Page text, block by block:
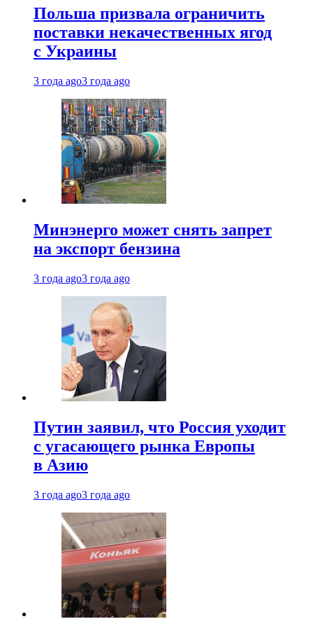
Польша призвала ограничить
поставки некачественных ягод
с Украины
3 года ago3 года ago
Минэнерго может снять запрет
на экспорт бензина
3 года ago3 года ago
Путин заявил, что Россия уходит
с угасающего рынка Европы
в Азию
3 года ago3 года ago